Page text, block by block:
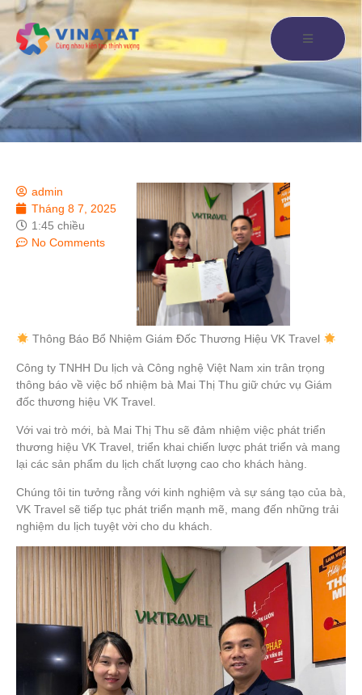
admin
Tháng 8 7, 2025
1:45 chiều
No Comments
Thông Báo Bổ Nhiệm Giám Đốc Thương Hiệu VK Travel
Công ty TNHH Du lịch và Công nghệ Việt Nam xin trân trọng
thông báo về việc bổ nhiệm bà Mai Thị Thu giữ chức vụ Giám
đốc thương hiệu VK Travel
Với vai trò mới, bà Mai Thị Thu sẽ đảm nhiệm việc phát triển
thương hiệu VK Travel, triển khai chiến lược phát triển và mang
lại các sản phẩm du lịch chất lượng cao cho khách hàng.
Chúng tôi tin tưởng rằng với kinh nghiệm và sự sáng tạo của bà,
VK Travel sẽ tiếp tục phát triển mạnh mẽ, mang đến những trải
nghiệm du lịch tuyệt vời cho du khách.